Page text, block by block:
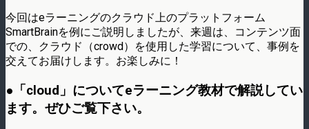
今回はeラーニングのクラウド上のプラットフォーム
SmartBrainを例にご説明しましたが、来週は、コンテンツ面
での、クラウド（crowd）を使用した学習について、事例を
交えてお届けします。お楽しみに！
●「cloud」についてeラーニング教材で解説してい
ます。ぜひご覧下さい。